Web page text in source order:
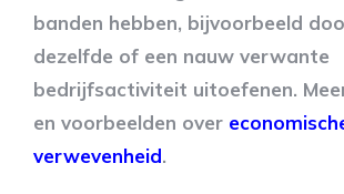
banden hebben, bijvoorbeeld
dezelfde of een nauw verwante
bedrijfsactiviteit uitoefenen.
en voorbeelden over
verwevenheid.